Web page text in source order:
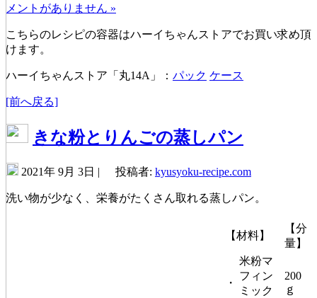
メントがありません »
こちらのレシピの容器はハーイちゃんストアでお買い求め頂
けます。
ハーイちゃんストア「丸14A」： パック ケース
[前へ戻る]
きな粉とりんごの蒸しパン
2021年 9月 3日 | 投稿者: kyusyoku-recipe.com
洗い物が少なく、栄養がたくさん取れる蒸しパン。
【材料】
【分
量】
・
米粉マ
フィン
ミック
200
ｇ